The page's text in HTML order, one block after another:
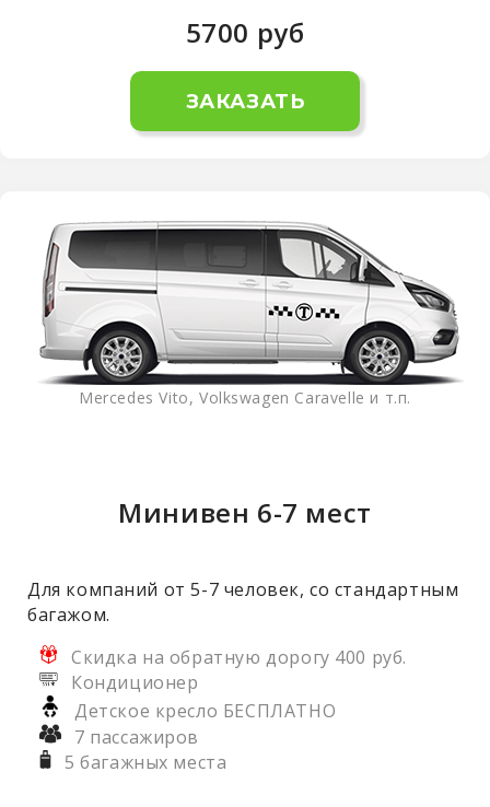
5700 руб
ЗАКАЗАТЬ
Mercedes Vito, Volkswagen Caravelle и т.п.
Минивен 6-7 мест
Для компаний от 5-7 человек, со стандартным
багажом.
Скидка на обратную дорогу 400 руб.
Кондиционер
Детское кресло БЕСПЛАТНО
7 пассажиров
5 багажных места